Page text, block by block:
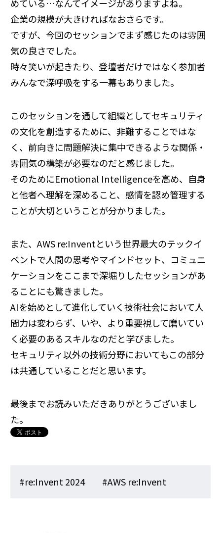
めている…なんてイメージがありますよね。
企業の規模が大きければなおさらです。
ですが、今回のセッションでまず感じたのは雰囲
気の良さでした。
時々笑いが起きたり、登壇者だけではなく参加者
みんなで深呼吸をする一幕もありました。
このセッションを通して組織としてセキュリティ
の文化を創造するために、非難することではな
く、前向きに問題解決に集中できるような関係・
雰囲気の構築が必要なのだと感じました。
そのためにEmotional Intelligenceを高め、自身
と他者へ理解を深めること、感情を認め管理する
ことが大切ということが分かりました。
また、AWS re:Inventという世界最大のテックイ
ベントで人間の思考やマインドセット、コミュニ
ケーションをここまで深堀りしたセッションがあ
ることにも驚きました。
AIを始めとして進化していく技術社会において人
間力は変わらず、いや、より重要視して磨いてい
く必要のあるスキルなのだと学びました。
セキュリティ以外の技術分野においてもこの部分
は共通していることだと思います。
最後までお読みいただきありがとうございまし
た。
#re:Invent 2024 #AWS re:Invent